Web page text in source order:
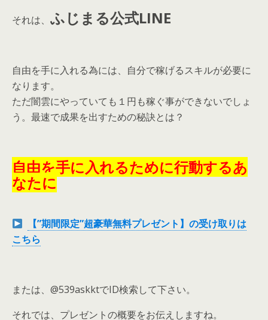
k
それは、 ふじまる公式LINE
自由を手に入れる為には、自分で稼げるスキルが必要に
なります。
ただ闇雲にやっていても１円も稼ぐ事ができないでしょ
う。最速で成果を出すための秘訣とは？
自由を手に入れるために行動するあ
なたに
【”期間限定”超豪華無料プレゼント】の受け取りは
こちら
または、@539askktでID検索して下さい。
それでは、プレゼントの概要をお伝えしますね。